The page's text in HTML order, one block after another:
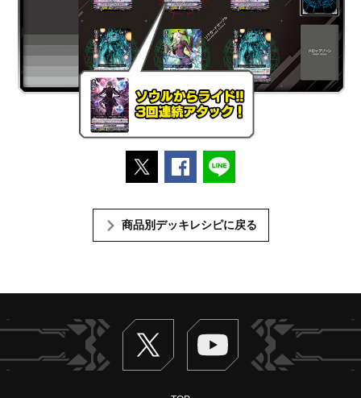
ポストするFacebookでシェアする
商品別デッキレシピに戻る
Twitter ヴァンガードch